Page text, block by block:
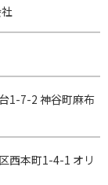
1-7-2 神谷町麻布
西本町1-4-1 オリ